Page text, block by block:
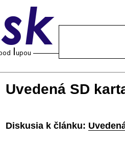
Uvedená SD
Diskusia k článku: